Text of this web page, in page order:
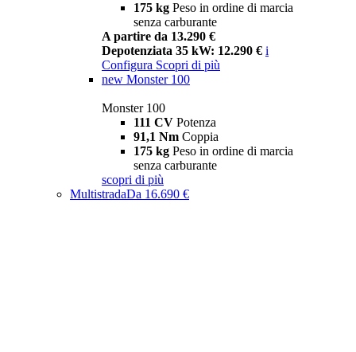
175 kg Peso in ordine di marcia
senza carburante
A partire da 13.290 €
Depotenziata 35 kW: 12.290 € i
Configura Scopri di più
new Monster 100
Monster 100
111 CV Potenza
91,1 Nm Coppia
175 kg Peso in ordine di marcia
senza carburante
scopri di più
MultistradaDa 16.690 €